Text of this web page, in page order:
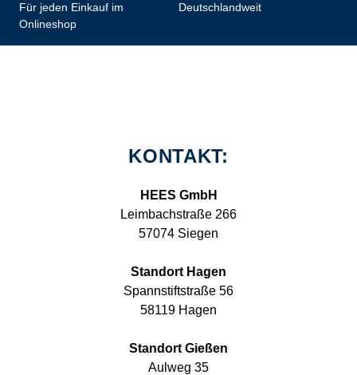
Für jeden Einkauf im
Onlineshop
Deutschlandweit
KONTAKT:
HEES GmbH
Leimbachstraße 266
57074 Siegen
Standort Hagen
Spannstiftstraße 56
58119 Hagen
Standort Gießen
Aulweg 35